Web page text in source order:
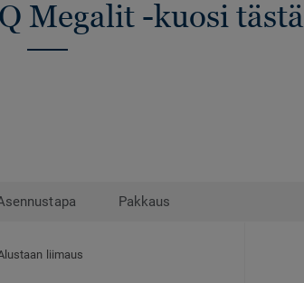
Megalit -kuosi tästä
Pakkaus
liimaus